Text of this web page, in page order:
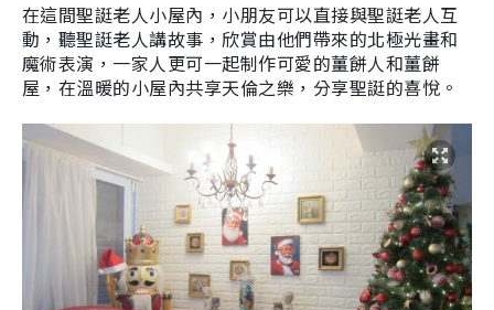
在這間聖誔老人小屋內，小朋友可以直接與聖誔老人互
動，聽聖誔老人講故事，欣賞由他們帶來的北極光畫和
魔術表演，一家人更可一起制作可愛的薑餅人和薑餅
屋，在溫暖的小屋內共享天倫之樂，分享聖誔的喜悅。